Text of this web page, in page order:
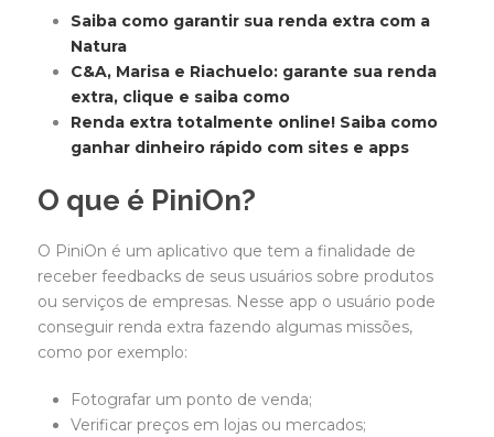
Saiba como garantir sua renda extra com a
Natura
C&A, Marisa e Riachuelo: garante sua renda
extra, clique e saiba como
Renda extra totalmente online! Saiba como
ganhar dinheiro rápido com sites e apps
O que é PiniOn?
O PiniOn é um aplicativo que tem a finalidade de
receber feedbacks de seus usuários sobre produtos
ou serviços de empresas. Nesse app o usuário pode
conseguir renda extra fazendo algumas missões,
como por exemplo:
Fotografar um ponto de venda;
Verificar preços em lojas ou mercados;